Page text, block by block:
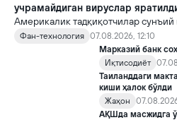
учрамайдиган вируслар
Америкалик тадқиқотчилар
16 та вирус яратди. Бу кашфиёт
билан бирга, ундан нотўғри
хавотирларни ҳам кучайтирмоқда.
Фан-технология 07.08.2026, 12:10
Марказий банк
Иқтисодиёт
Таиланддаги
киши ҳалок бўлди
Жаҳон
АҚШда масжидга